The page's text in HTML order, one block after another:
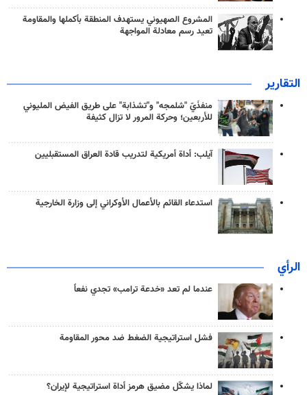
المشروع الصهيوني يستهدف المنطقة بأكملها والمقاومة
تعيد رسم معادلة المواجهة
التقارير
منفذَيّ "شلمجه" و"تشذابة" على طريق الفيض المليوني
للأربعين؛ وحركة المرور لا تزال كثيفة
آيلب: أداة أمريكية لتدريب قادة العراق المستقبليين
استدعاء القائم بالأعمال الأوكراني إلى وزارة الخارجية
الرأي
عندما لم تعد «خدعة ترامب» تجدي نفعاً
فشل استراتيجية الضغط ضد محور المقاومة
لماذا يشكّل مضيق هرمز أداة استراتيجية لإيران؟